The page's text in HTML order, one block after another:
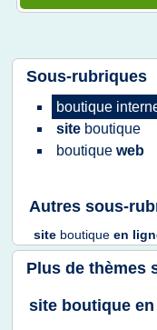
Sous-rubriques
boutique
site boutique
boutique web
Autres sous-
site boutique en
Plus de thèmes
site boutique